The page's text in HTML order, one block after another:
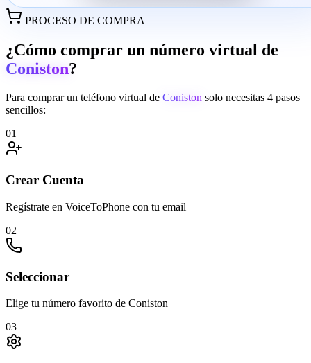
PROCESO DE COMPRA
¿Cómo comprar un número virtual de
Coniston?
Para comprar un teléfono virtual de Coniston solo necesitas 4 pasos
sencillos:
01
Crear Cuenta
Regístrate en VoiceToPhone con tu email
02
Seleccionar
Elige tu número favorito de Coniston
03